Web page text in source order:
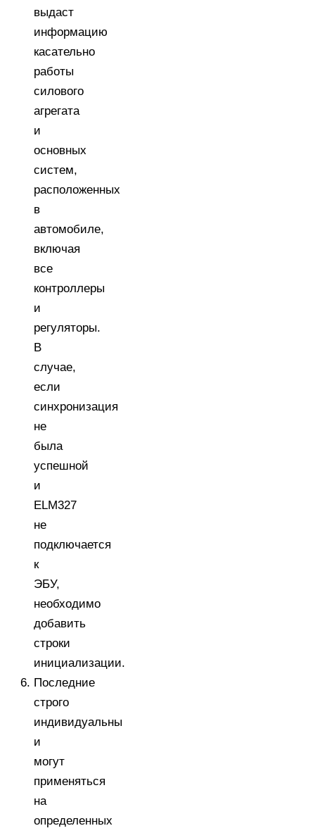
выдаст
информацию
касательно
работы
силового
агрегата
и
основных
систем,
расположенных
в
автомобиле,
включая
все
контроллеры
и
регуляторы.
В
случае,
если
синхронизация
не
была
успешной
и
ELM327
не
подключается
к
ЭБУ,
необходимо
добавить
строки
инициализации.
Последние
строго
индивидуальны
и
могут
применяться
на
определенных